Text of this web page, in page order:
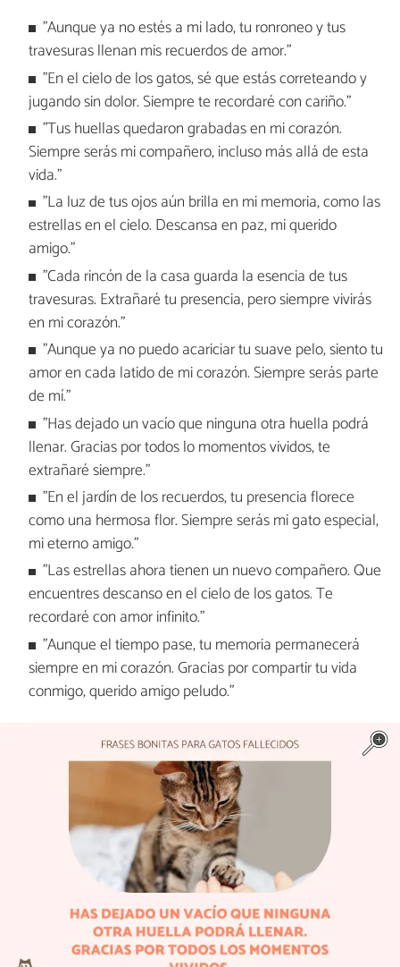
"Aunque ya no estés a mi lado, tu ronroneo y tus
travesuras llenan mis recuerdos de amor."
"En el cielo de los gatos, sé que estás correteando y
jugando sin dolor. Siempre te recordaré con cariño."
"Tus huellas quedaron grabadas en mi corazón.
Siempre serás mi compañero, incluso más allá de esta
vida."
"La luz de tus ojos aún brilla en mi memoria, como las
estrellas en el cielo. Descansa en paz, mi querido
amigo."
"Cada rincón de la casa guarda la esencia de tus
travesuras. Extrañaré tu presencia, pero siempre vivirás
en mi corazón."
"Aunque ya no puedo acariciar tu suave pelo, siento tu
amor en cada latido de mi corazón. Siempre serás parte
de mí."
"Has dejado un vacío que ninguna otra huella podrá
llenar. Gracias por todos lo momentos vividos, te
extrañaré siempre."
"En el jardín de los recuerdos, tu presencia florece
como una hermosa flor. Siempre serás mi gato especial,
mi eterno amigo."
"Las estrellas ahora tienen un nuevo compañero. Que
encuentres descanso en el cielo de los gatos. Te
recordaré con amor infinito."
"Aunque el tiempo pase, tu memoria permanecerá
siempre en mi corazón. Gracias por compartir tu vida
conmigo, querido amigo peludo."